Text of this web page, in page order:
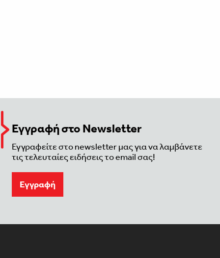
Εγγραφή στο Newsletter
Εγγραφείτε στο newsletter μας για να λαμβάνετε
τις τελευταίες ειδήσεις το email σας!
Eγγραφή